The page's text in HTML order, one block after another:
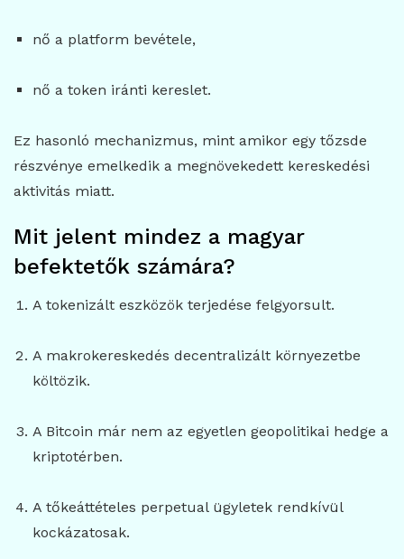
nő a platform bevétele,
nő a token iránti kereslet.
Ez hasonló mechanizmus, mint amikor egy tőzsde
részvénye emelkedik a megnövekedett kereskedési
aktivitás miatt.
Mit jelent mindez a magyar
befektetők számára?
A tokenizált eszközök terjedése felgyorsult.
A makrokereskedés decentralizált környezetbe
költözik.
A Bitcoin már nem az egyetlen geopolitikai hedge a
kriptotérben.
A tőkeáttételes perpetual ügyletek rendkívül
kockázatosak.